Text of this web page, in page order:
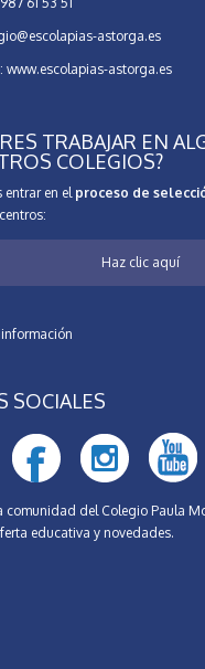
astorga.es
www.escolapias-astorga.es
TRABAJAR EN
COLEGIOS?
entrar en el proceso de
Haz clic aquí
SOCIALES
comunidad del Colegio Paula
educativa y novedades.